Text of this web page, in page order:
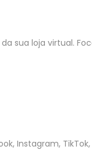
sua loja virtual.
Instagram,